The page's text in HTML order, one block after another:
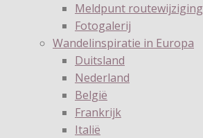
Meldpunt routewijziging
Fotogalerij
Wandelinspiratie in Europa
Duitsland
Nederland
België
Frankrijk
Italië